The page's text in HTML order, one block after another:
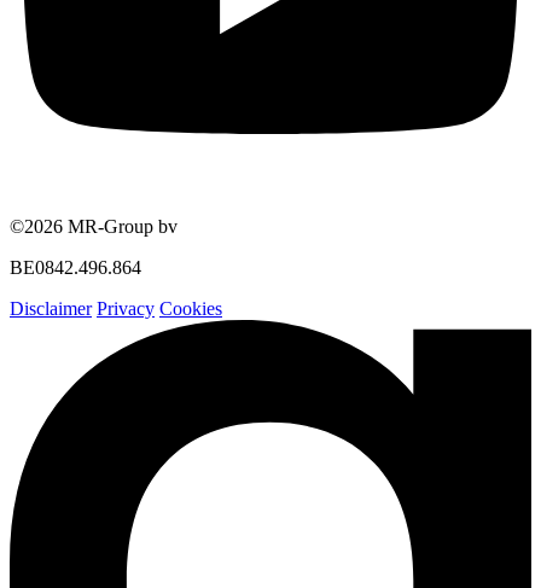
©2026 MR-Group bv
BE0842.496.864
Disclaimer Privacy Cookies